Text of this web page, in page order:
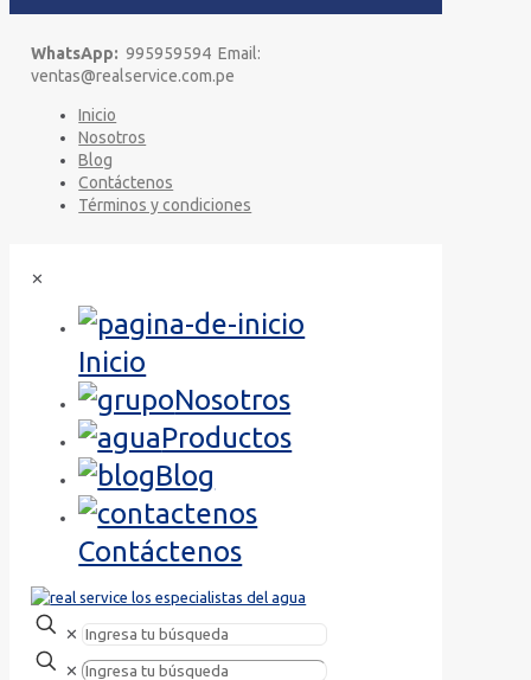
WhatsApp: 995959594 Email:
ventas@realservice.com.pe
Inicio
Nosotros
Blog
Contáctenos
Términos y condiciones
✕
Inicio
Nosotros
Productos
Blog
Contáctenos
✕
✕